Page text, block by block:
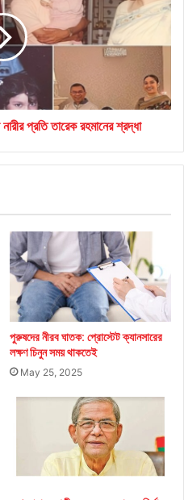
প্রতি তারেক রহমানের শ্রদ্ধা
পুরুষদের নীরব ঘাতক: প্রোস্টেট ক্যানসারের
লক্ষণ চিনুন সময় থাকতেই
May 25, 2025